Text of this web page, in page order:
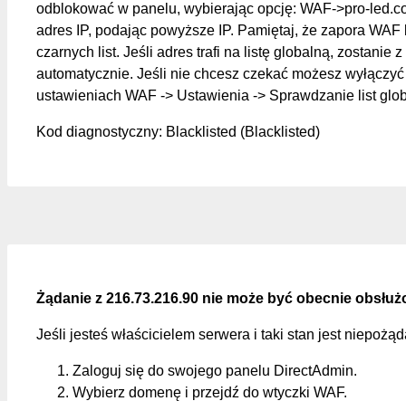
odblokować w panelu, wybierając opcję: WAF->pro-
adres IP, podając powyższe IP. Pamiętaj, że zapora
czarnych list. Jeśli adres trafi na listę globalną, zostanie
automatycznie. Jeśli nie chcesz czekać możesz
ustawieniach WAF -> Ustawienia -> Sprawdzanie list
Kod diagnostyczny: Blacklisted (Blacklisted)
Żądanie z 216.73.216.90 nie może być obecnie
Jeśli jesteś właścicielem serwera i taki stan jest
Zaloguj się do swojego panelu DirectAdmin.
Wybierz domenę i przejdź do wtyczki WAF.